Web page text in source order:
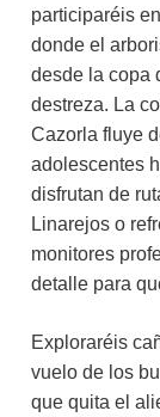
participaréis
donde el
desde la copa
destreza. La
Cazorla fluye
adolescentes
disfrutan de
Linarejos o
monitores
detalle para
Exploraréis
vuelo de los
que quita el